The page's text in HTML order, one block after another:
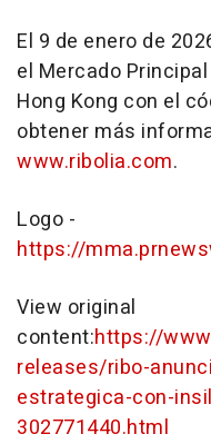
El 9 de enero de
el Mercado
Hong Kong con el
obtener más
www.ribolia.com.
Logo -
https://
View original
content:https://
releases/ribo-
estrategica-con-
302771440.html